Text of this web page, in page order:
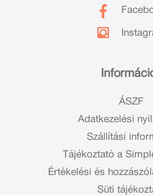
ÁSZF
Adatkezelési
Szállítási
Tájékoztató a
Értékelési és
Süti